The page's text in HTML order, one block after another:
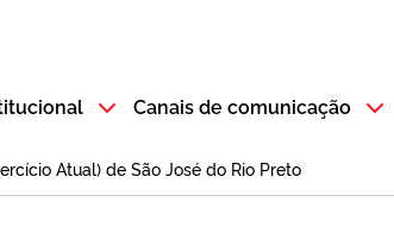
Canais de comunicação
Atual) de São José do Rio Preto